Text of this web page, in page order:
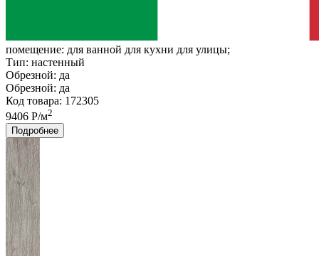
помещение: для ванной для кухни для улицы;
Тип: настенный
Обрезной: да
Обрезной: да
Код товара: 172305
9406 Р/м2
Подробнее